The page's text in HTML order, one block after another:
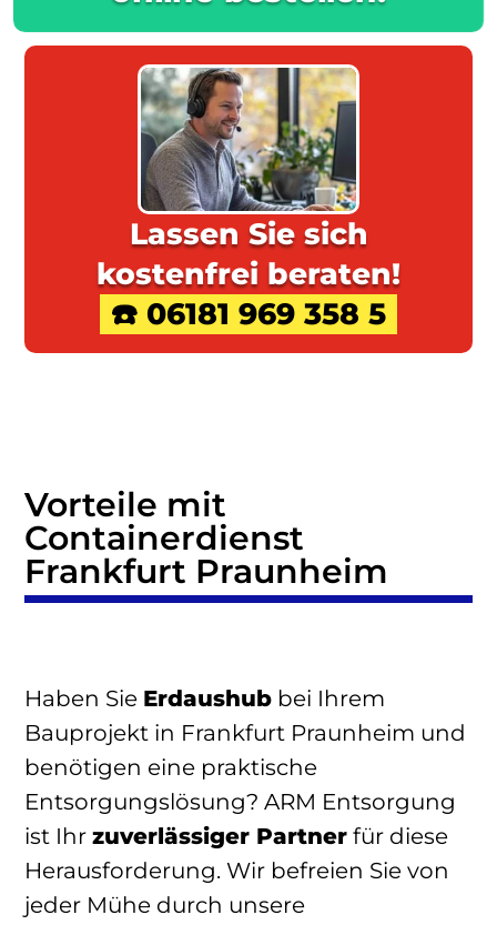
Lassen Sie sich
kostenfrei beraten!
☎️ 06181 969 358 5
Vorteile mit
Containerdienst
Frankfurt Praunheim
Haben Sie Erdaushub bei Ihrem
Bauprojekt in Frankfurt Praunheim und
benötigen eine praktische
Entsorgungslösung? ARM Entsorgung
ist Ihr zuverlässiger Partner für diese
Herausforderung. Wir befreien Sie von
jeder Mühe durch unsere